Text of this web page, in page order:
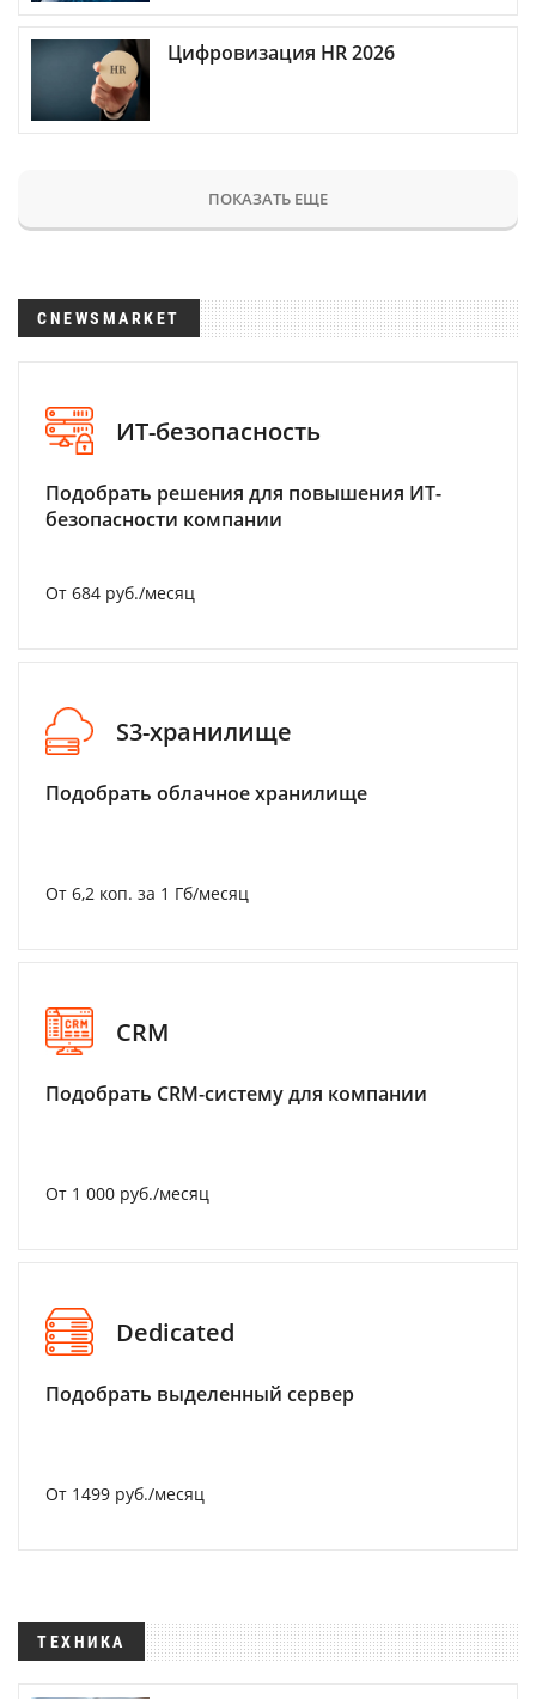
Цифровизация HR 2026
ПОКАЗАТЬ ЕЩЕ
CNEWSMARKET
ИТ-безопасность
Подобрать решения для повышения ИТ-
безопасности компании
От 684 руб./месяц
S3-хранилище
Подобрать облачное хранилище
От 6,2 коп. за 1 Гб/месяц
CRM
Подобрать CRM-систему для компании
От 1 000 руб./месяц
Dedicated
Подобрать выделенный сервер
От 1499 руб./месяц
ТЕХНИКА